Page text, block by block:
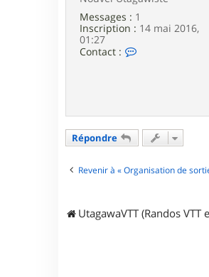
Messages : 1
Inscription : 14 mai 2016,
01:27
Contact :
t
e
m
o
u
Répondre
Revenir à « Organisation de
UtagawaVTT (Randos VTT